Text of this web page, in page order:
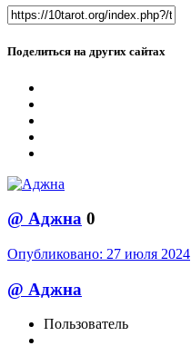
Поделиться на других сайтах
@ Аджна 0
Опубликовано: 27 июля 2024
@ Аджна
Пользователь